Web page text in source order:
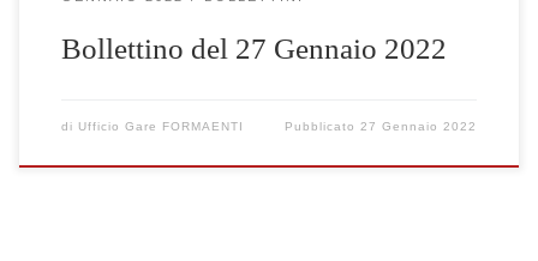
Bollettino del 27 Gennaio 2022
di Ufficio Gare FORMAENTI Pubblicato27 Gennaio 2022